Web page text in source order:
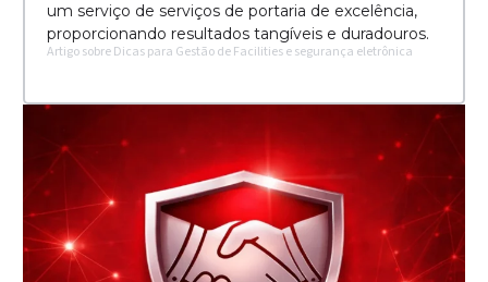
um serviço de serviços de portaria de excelência,
proporcionando resultados tangíveis e duradouros.
Artigo sobre Dicas para Gestão de Facilities e segurança eletrônica